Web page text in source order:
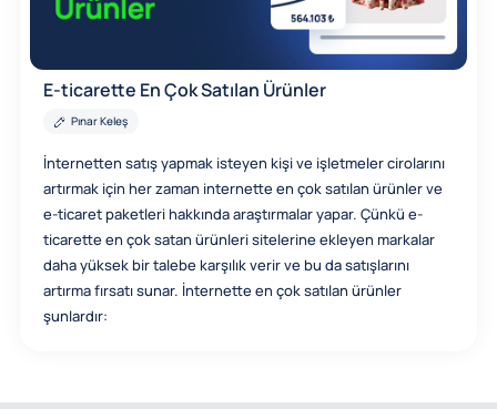
E-ticarette En Çok Satılan Ürünler
Pınar Keleş
İnternetten satış yapmak isteyen kişi ve işletmeler cirolarını
artırmak için her zaman internette en çok satılan ürünler ve
e-ticaret paketleri hakkında araştırmalar yapar. Çünkü e-
ticarette en çok satan ürünleri sitelerine ekleyen markalar
daha yüksek bir talebe karşılık verir ve bu da satışlarını
artırma fırsatı sunar. İnternette en çok satılan ürünler
şunlardır: